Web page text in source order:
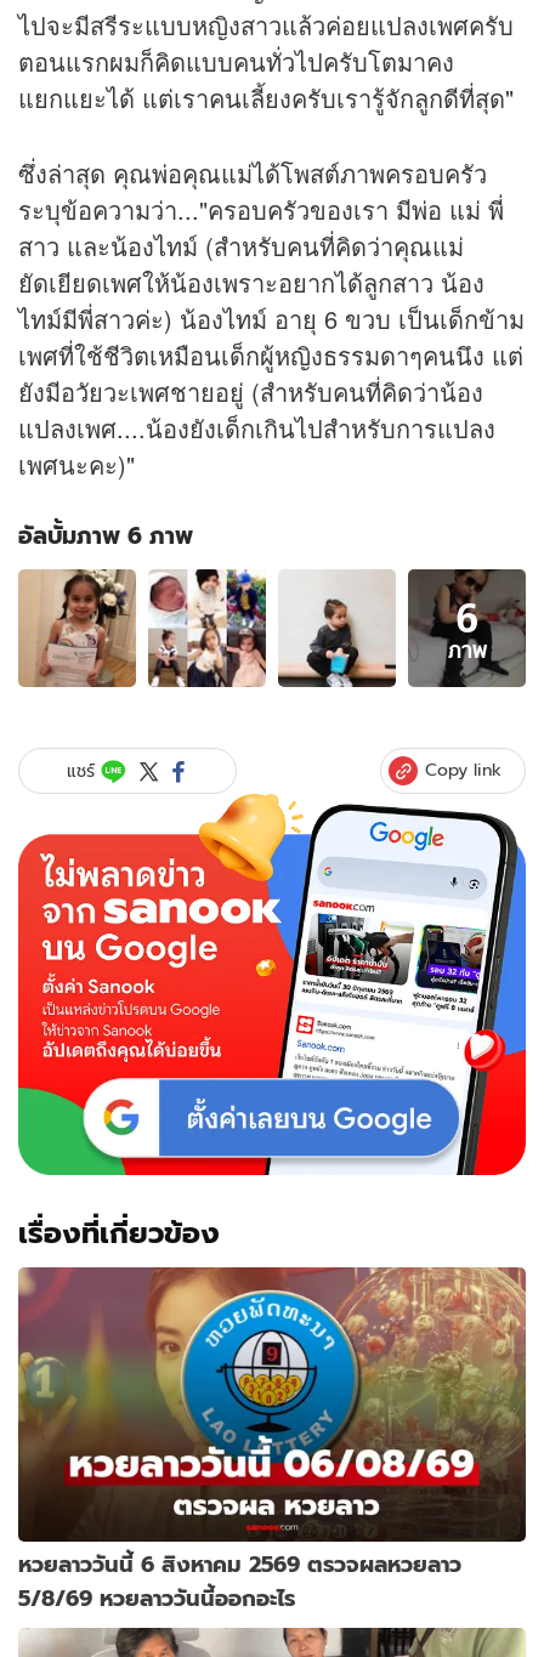
ไปจะมีสรีระแบบหญิงสาวแล้วค่อยแปลงเพศครับ
ตอนแรกผมก็คิดแบบคนทั่วไปครับโตมาคง
แยกแยะได้ แต่เราคนเลี้ยงครับเรารู้จักลูกดีที่สุด"
ซึ่งล่าสุด คุณพ่อคุณแม่ได้โพสต์ภาพครอบครัว
ระบุข้อความว่า..."ครอบครัวของเรา มีพ่อ แม่ พี่
สาว และน้องไทม์ (สำหรับคนที่คิดว่าคุณแม่
ยัดเยียดเพศให้น้องเพราะอยากได้ลูกสาว น้อง
ไทม์มีพี่สาวค่ะ) น้องไทม์ อายุ 6 ขวบ เป็นเด็กข้าม
เพศที่ใช้ชีวิตเหมือนเด็กผู้หญิงธรรมดาๆคนนึง แต่
ยังมีอวัยวะเพศชายอยู่ (สำหรับคนที่คิดว่าน้อง
แปลงเพศ....น้องยังเด็กเกินไปสำหรับการแปลง
เพศนะคะ)"
อัลบั้มภาพ 6 ภาพ
อัลบั้ม
ภาพ
ของ
"น้อง
ไทม์"
น้อย
ข้าม
เพศ
ใบรับ
รอง
เป็น
เด็ก
หญิง
6
6
ภาพ
แชร์ Copy link
เรื่องที่เกี่ยวข้อง
หวยลาววันนี้ 6 สิงหาคม 2569 ตรวจผลหวยลาว
5/8/69 หวยลาววันนี้ออกอะไร